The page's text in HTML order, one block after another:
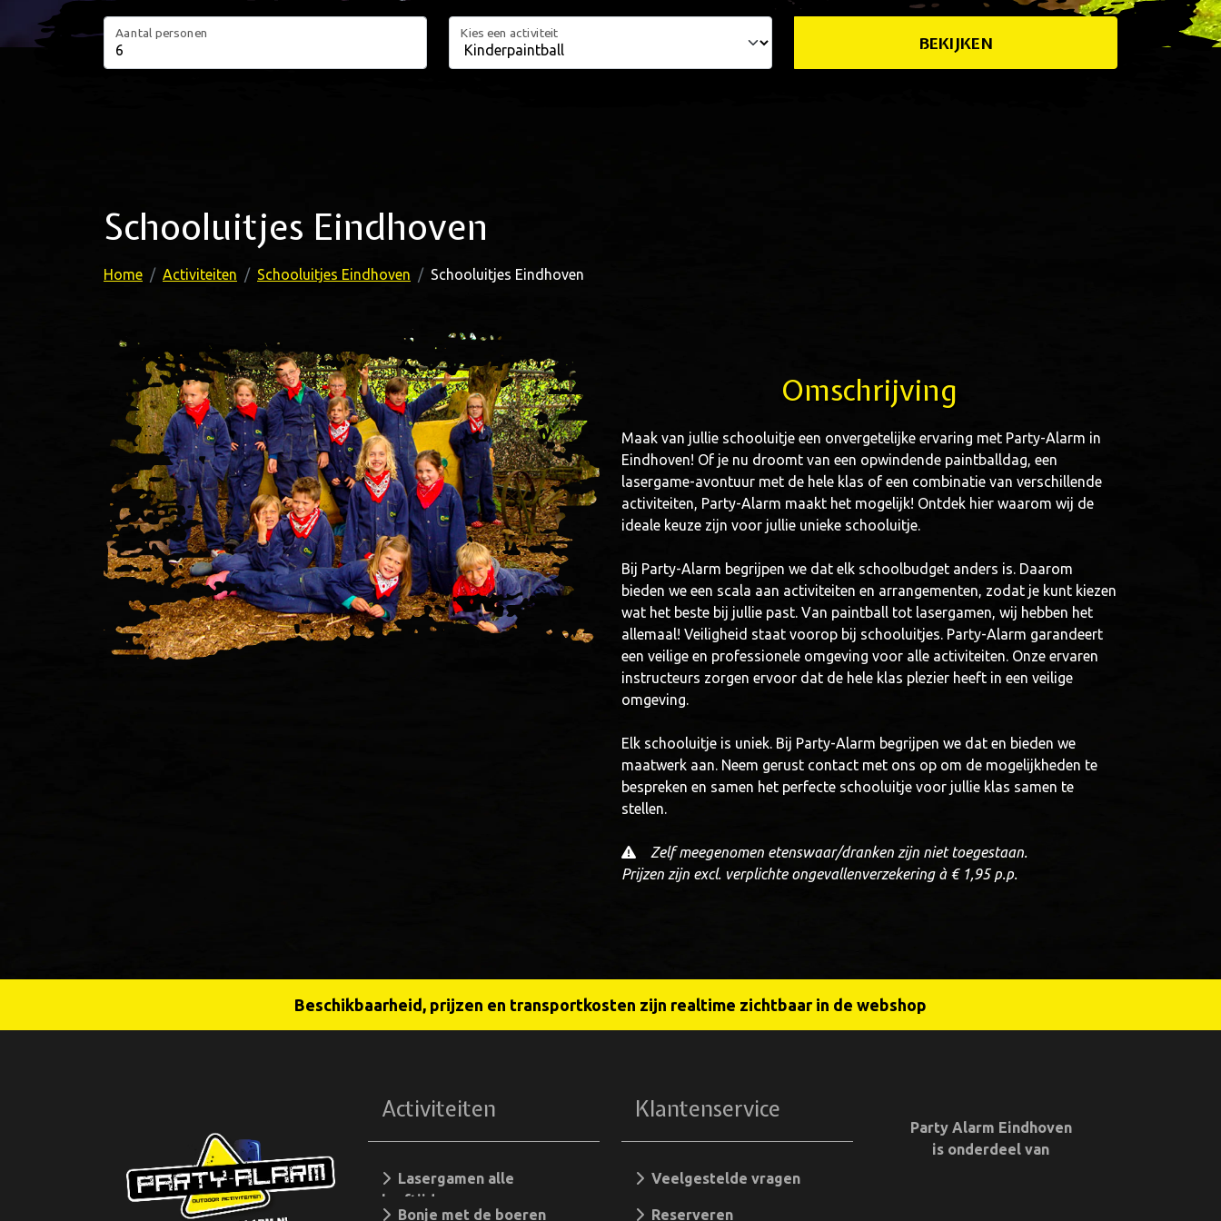
Aantal personen Kies een activiteit BEKIJKEN
Schooluitjes Eindhoven
Home Activiteiten Schooluitjes Eindhoven Schooluitjes Eindhoven
Omschrijving
Maak van jullie schooluitje een onvergetelijke ervaring met Party-Alarm in
Eindhoven! Of je nu droomt van een opwindende paintballdag, een
lasergame-avontuur met de hele klas of een combinatie van verschillende
activiteiten, Party-Alarm maakt het mogelijk! Ontdek hier waarom wij de
ideale keuze zijn voor jullie unieke schooluitje.
Bij Party-Alarm begrijpen we dat elk schoolbudget anders is. Daarom
bieden we een scala aan activiteiten en arrangementen, zodat je kunt kiezen
wat het beste bij jullie past. Van paintball tot lasergamen, wij hebben het
allemaal! Veiligheid staat voorop bij schooluitjes. Party-Alarm garandeert
een veilige en professionele omgeving voor alle activiteiten. Onze ervaren
instructeurs zorgen ervoor dat de hele klas plezier heeft in een veilige
omgeving.
Elk schooluitje is uniek. Bij Party-Alarm begrijpen we dat en bieden we
maatwerk aan. Neem gerust contact met ons op om de mogelijkheden te
bespreken en samen het perfecte schooluitje voor jullie klas samen te
stellen.
Zelf meegenomen etenswaar/dranken zijn niet toegestaan.
Prijzen zijn excl. verplichte ongevallenverzekering à € 1,95 p.p.
Beschikbaarheid, prijzen en transportkosten zijn realtime zichtbaar in de webshop
Activiteiten
Lasergamen alle
leeftijden
Bonje met de boeren
Klantenservice
Veelgestelde vragen
Reserveren
Party Alarm Eindhoven
is onderdeel van